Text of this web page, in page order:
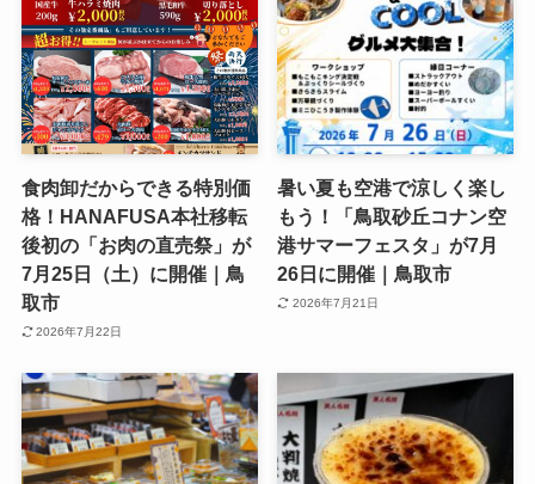
食肉卸だからできる特別価
格！HANAFUSA本社移転
後初の「お肉の直売祭」が
7月25日（土）に開催｜鳥
取市
2026年7月22日
暑い夏も空港で涼しく楽し
もう！「鳥取砂丘コナン空
港サマーフェスタ」が7月
26日に開催｜鳥取市
2026年7月21日